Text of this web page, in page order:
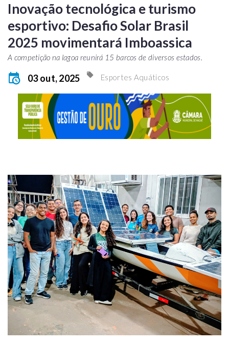
Inovação tecnológica e turismo
esportivo: Desafio Solar Brasil
2025 movimentará Imboassica
A competição na lagoa reunirá 15 barcos de diversos estados.
03 out, 2025 Esportes Aquáticos